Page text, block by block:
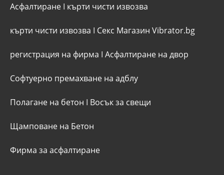
Асфалтиране I кърти чисти извозва
кърти чисти извозва I Секс Магазин Vibrator.bg
регистрация на фирма I Асфалтиране на двор
Софтуерно премахване на адблу
Полагане на бетон I Восък за свещи
Щамповане на Бетон
Фирма за асфалтиране